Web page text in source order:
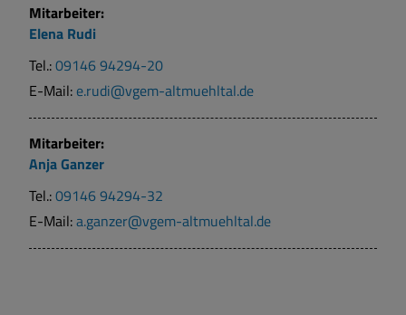
Mitarbeiter:
Elena Rudi
Tel.:09146 94294-20
E-Mail: e.rudi@vgem-altmuehltal.de
Mitarbeiter:
AnjaGanzer
Tel.:09146 94294-32
E-Mail:a.ganzer@vgem-altmuehltal.de